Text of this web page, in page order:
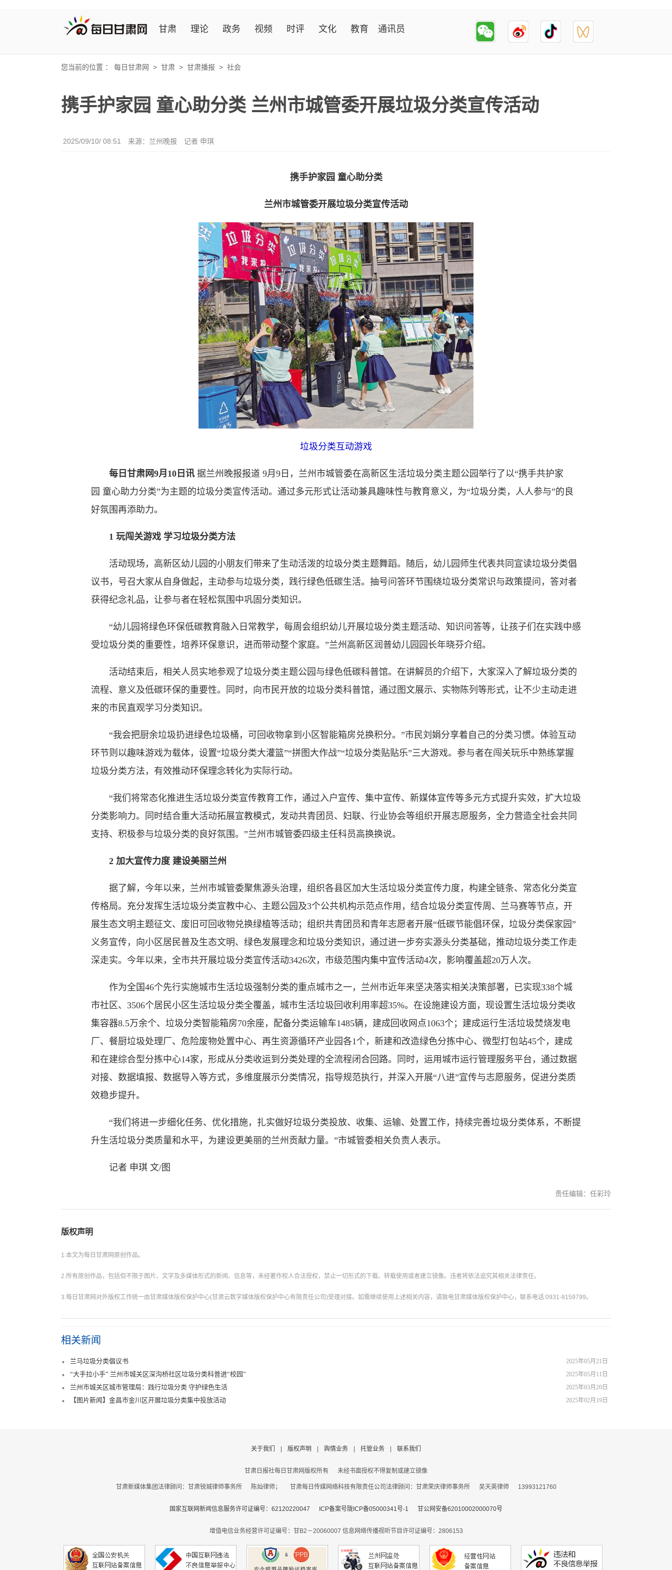
甘肃 理论 政务 视频 时评 文化 教育 通讯员
您当前的位置 ： 每日甘肃网 > 甘肃 > 甘肃播报 > 社会
携手护家园 童心助分类 兰州市城管委开展垃圾分类宣传活动
2025/09/10/ 08:51 来源：兰州晚报 记者 申琪
携手护家园 童心助分类
兰州市城管委开展垃圾分类宣传活动
垃圾分类互动游戏
每日甘肃网9月10日讯 据兰州晚报报道 9月9日，兰州市城管委在高新区生活垃圾分类主题公园举行了以“携手共护家
园 童心助力分类”为主题的垃圾分类宣传活动。通过多元形式让活动兼具趣味性与教育意义，为“垃圾分类，人人参与”的良
好氛围再添助力。
1 玩闯关游戏 学习垃圾分类方法
活动现场，高新区幼儿园的小朋友们带来了生动活泼的垃圾分类主题舞蹈。随后，幼儿园师生代表共同宣读垃圾分类倡
议书，号召大家从自身做起，主动参与垃圾分类，践行绿色低碳生活。抽号问答环节围绕垃圾分类常识与政策提问，答对者
获得纪念礼品，让参与者在轻松氛围中巩固分类知识。
“幼儿园将绿色环保低碳教育融入日常教学，每周会组织幼儿开展垃圾分类主题活动、知识问答等，让孩子们在实践中感
受垃圾分类的重要性，培养环保意识，进而带动整个家庭。”兰州高新区润普幼儿园园长年晓芬介绍。
活动结束后，相关人员实地参观了垃圾分类主题公园与绿色低碳科普馆。在讲解员的介绍下，大家深入了解垃圾分类的
流程、意义及低碳环保的重要性。同时，向市民开放的垃圾分类科普馆，通过图文展示、实物陈列等形式，让不少主动走进
来的市民直观学习分类知识。
“我会把厨余垃圾扔进绿色垃圾桶，可回收物拿到小区智能箱房兑换积分。”市民刘娟分享着自己的分类习惯。体验互动
环节则以趣味游戏为载体，设置“垃圾分类大灌篮”“拼图大作战”“垃圾分类贴贴乐”三大游戏。参与者在闯关玩乐中熟练掌握
垃圾分类方法，有效推动环保理念转化为实际行动。
“我们将常态化推进生活垃圾分类宣传教育工作，通过入户宣传、集中宣传、新媒体宣传等多元方式提升实效，扩大垃圾
分类影响力。同时结合重大活动拓展宣教模式，发动共青团员、妇联、行业协会等组织开展志愿服务，全力营造全社会共同
支持、积极参与垃圾分类的良好氛围。”兰州市城管委四级主任科员高换换说。
2 加大宣传力度 建设美丽兰州
据了解，今年以来，兰州市城管委聚焦源头治理，组织各县区加大生活垃圾分类宣传力度，构建全链条、常态化分类宣
传格局。充分发挥生活垃圾分类宣教中心、主题公园及3个公共机构示范点作用，结合垃圾分类宣传周、兰马赛等节点，开
展生态文明主题征文、废旧可回收物兑换绿植等活动；组织共青团员和青年志愿者开展“低碳节能倡环保，垃圾分类保家园”
义务宣传，向小区居民普及生态文明、绿色发展理念和垃圾分类知识，通过进一步夯实源头分类基础，推动垃圾分类工作走
深走实。今年以来，全市共开展垃圾分类宣传活动3426次，市级范围内集中宣传活动4次，影响覆盖超20万人次。
作为全国46个先行实施城市生活垃圾强制分类的重点城市之一，兰州市近年来坚决落实相关决策部署，已实现338个城
市社区、3506个居民小区生活垃圾分类全覆盖，城市生活垃圾回收利用率超35%。在设施建设方面，现设置生活垃圾分类收
集容器8.5万余个、垃圾分类智能箱房70余座，配备分类运输车1485辆，建成回收网点1063个；建成运行生活垃圾焚烧发电
厂、餐厨垃圾处理厂、危险废物处置中心、再生资源循环产业园各1个，新建和改造绿色分拣中心、微型打包站45个，建成
和在建综合型分拣中心14家，形成从分类收运到分类处理的全流程闭合回路。同时，运用城市运行管理服务平台，通过数据
对接、数据填报、数据导入等方式，多维度展示分类情况，指导规范执行，并深入开展“八进”宣传与志愿服务，促进分类质
效稳步提升。
“我们将进一步细化任务、优化措施，扎实做好垃圾分类投放、收集、运输、处置工作，持续完善垃圾分类体系，不断提
升生活垃圾分类质量和水平，为建设更美丽的兰州贡献力量。”市城管委相关负责人表示。
记者 申琪 文/图
责任编辑：任彩玲
版权声明
1.本文为每日甘肃网原创作品。
2.所有原创作品，包括但不限于图片、文字及多媒体形式的新闻、信息等，未经著作权人合法授权，禁止一切形式的下载、转载使用或者建立镜像。违者将依法追究其相关法律责任。
3.每日甘肃网对外版权工作统一由甘肃媒体版权保护中心(甘肃云数字媒体版权保护中心有限责任公司)受理对接。如需继续使用上述相关内容，请致电甘肃媒体版权保护中心，联系电话:0931-8159799。
相关新闻
2025年05月21日
兰马垃圾分类倡议书
2025年05月11日
“大手拉小手” 兰州市城关区深沟桥社区垃圾分类科普进“校园”
2025年03月20日
兰州市城关区城市管理局：践行垃圾分类 守护绿色生活
2025年02月19日
【图片新闻】金昌市金川区开展垃圾分类集中投放活动
关于我们 | 版权声明 | 舆情业务 | 托管业务 | 联系我们
甘肃日报社每日甘肃网版权所有 未经书面授权不得复制或建立镜像
甘肃新媒体集团法律顾问：甘肃锐城律师事务所 陈灿律师； 甘肃每日传媒网络科技有限责任公司法律顾问：甘肃荣庆律师事务所 吴天英律师 13993121760
国家互联网新闻信息服务许可证编号：62120220047 ICP备案号陇ICP备05000341号-1 甘公网安备62010002000070号
增值电信业务经营许可证编号：甘B2－20060007 信息网络传播视听节目许可证编号：2806153